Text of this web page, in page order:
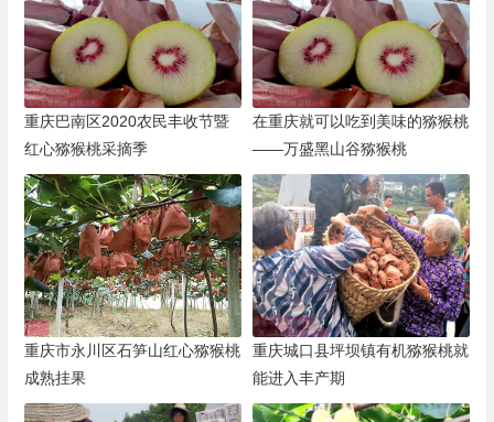
重庆巴南区2020农民丰收节暨
红心猕猴桃采摘季
在重庆就可以吃到美味的猕猴桃
——万盛黑山谷猕猴桃
重庆市永川区石笋山红心猕猴桃
成熟挂果
重庆城口县坪坝镇有机猕猴桃就
能进入丰产期